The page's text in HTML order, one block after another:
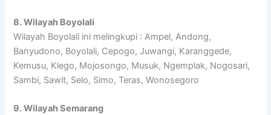
8. Wilayah Boyolali
Wilayah Boyolali ini melingkupi : Ampel, Andong,
Banyudono, Boyolali, Cepogo, Juwangi, Karanggede,
Kemusu, Klego, Mojosongo, Musuk, Ngemplak, Nogosari,
Sambi, Sawit, Selo, Simo, Teras, Wonosegoro
9. Wilayah Semarang